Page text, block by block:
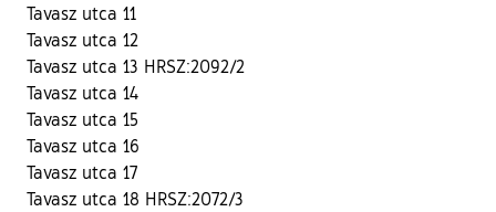
Tavasz utca 11
Tavasz utca 12
Tavasz utca 13 HRSZ:2092/2
Tavasz utca 14
Tavasz utca 15
Tavasz utca 16
Tavasz utca 17
Tavasz utca 18 HRSZ:2072/3